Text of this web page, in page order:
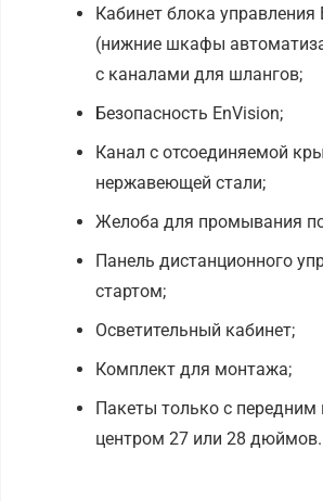
Кабинет блока управления
(нижние шкафы
с каналами для шлангов;
Безопасность EnVision;
Канал с отсоединяемой
нержавеющей стали;
Желоба для промывания
Панель дистанционного
стартом;
Осветительный кабинет;
Комплект для монтажа;
Пакеты только с
центром 27 или 28 дюймов.